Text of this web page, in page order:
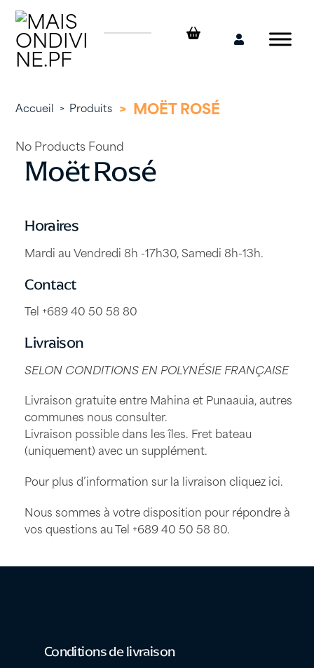
Skip
content
Mon
Accueil > Produits > MOËT ROSÉ
Moët Rosé
Horaires
Mardi au Vendredi 8h -17h30, Samedi 8h-13h.
Contact
Tel +689 40 50 58 80
Livraison
SELON CONDITIONS EN POLYNÉSIE FRANÇAISE
Livraison gratuite entre Mahina et Punaauia, autres
communes nous consulter.
Livraison possible dans les îles. Fret bateau
(uniquement) avec un supplément.
Pour plus d’information sur la livraisoncliquez ici.
Nous sommes à votre disposition pour répondre à
vos questions au Tel +689 40 50 58 80.
No Products Found
Conditions de livraison